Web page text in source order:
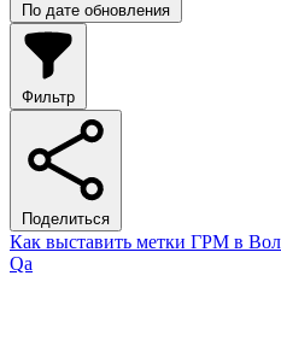
По дате обновления
Фильтр
Поделиться
Как выставить метки ГРМ в
Qa